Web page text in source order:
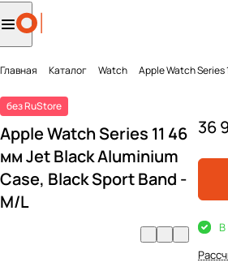
Главная Каталог Watch Apple Watch Series
без RuStore
Apple Watch Series 11 46
мм Jet Black Aluminium
Case, Black Sport Band -
M/L
36
В